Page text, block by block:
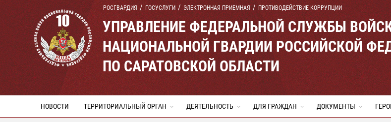
РОСГВАРДИЯ ГОСУСЛУГИ ЭЛЕКТРОННАЯ ПРИЕМНАЯ ПРОТИВОДЕЙСТВИЕ КОРРУПЦИИ
УПРАВЛЕНИЕ ФЕДЕРАЛЬНОЙ СЛУЖБЫ
НАЦИОНАЛЬНОЙ ГВАРДИИ РОССИЙСКОЙ
ПО САРАТОВСКОЙ ОБЛАСТИ
НОВОСТИ ТЕРРИТОРИАЛЬНЫЙ ОРГАН ДЕЯТЕЛЬНОСТЬ ДЛЯ ГРАЖДАН ДОКУМЕНТЫ